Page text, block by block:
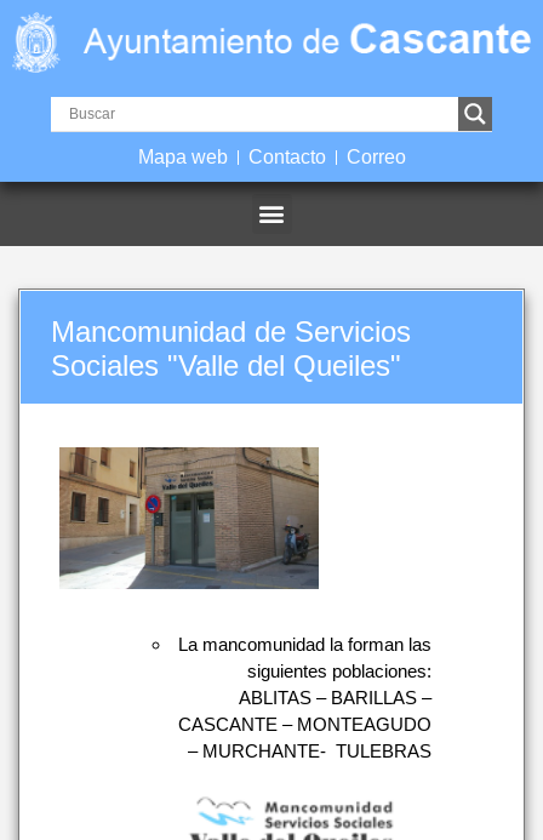
Mapa web Contacto Correo
Mancomunidad de Servicios
Sociales "Valle del Queiles"
La mancomunidad la forman las
siguientes poblaciones:
ABLITAS – BARILLAS –
CASCANTE – MONTEAGUDO
– MURCHANTE- TULEBRAS